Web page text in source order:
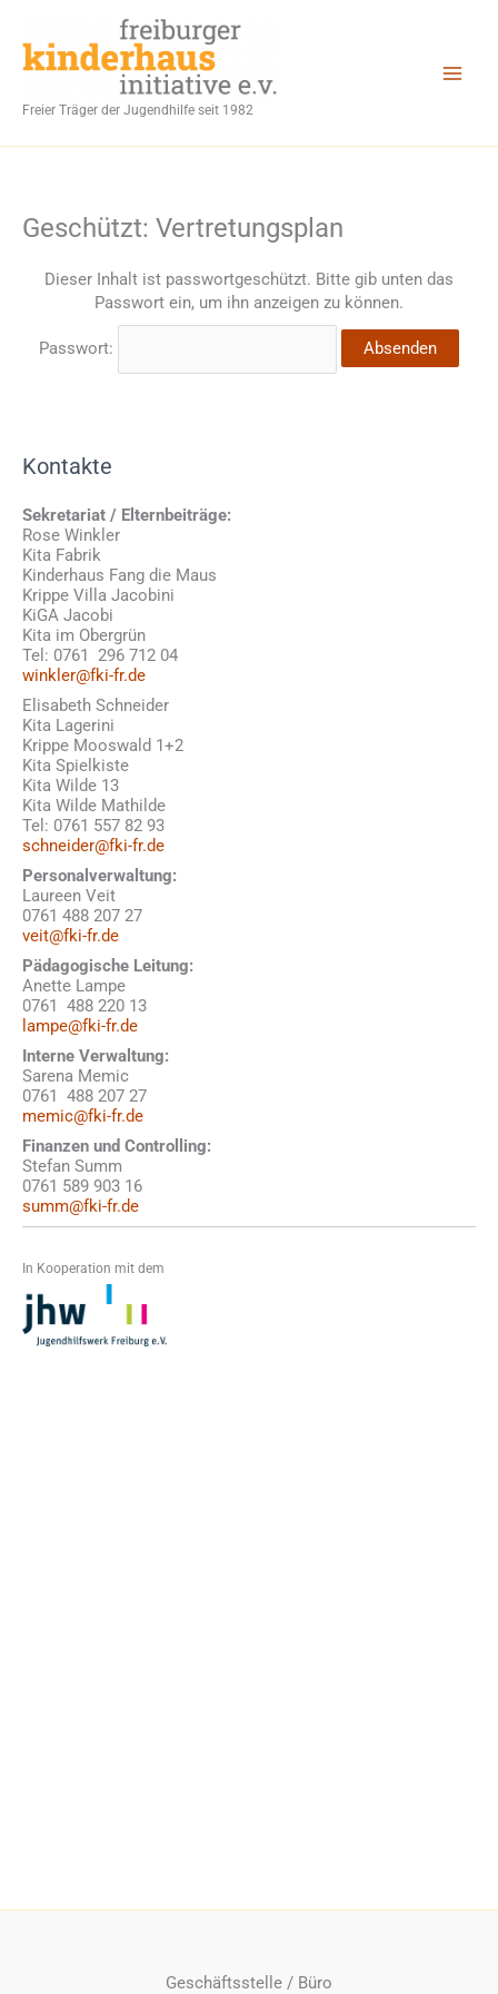
springen
Freier Träger der Jugendhilfe seit 1982
Geschützt: Vertretungsplan
Dieser Inhalt ist passwortgeschützt. Bitte gib unten das
Passwort ein, um ihn anzeigen zu können.
Passwort:
Kontakte
Sekretariat / Elternbeiträge:
Rose Winkler
Kita Fabrik
Kinderhaus Fang die Maus
Krippe Villa Jacobini
KiGA Jacobi
Kita im Obergrün
Tel: 0761 296 712 04
winkler@fki-fr.de
Elisabeth Schneider
Kita Lagerini
Krippe Mooswald 1+2
Kita Spielkiste
Kita Wilde 13
Kita Wilde Mathilde
Tel: 0761 557 82 93
schneider@fki-fr.de
Personalverwaltung:
Laureen Veit
0761 488 207 27
veit@fki-fr.de
Pädagogische Leitung:
Anette Lampe
0761 488 220 13
lampe@fki-fr.de
Interne Verwaltung:
Sarena Memic
0761 488 207 27
memic@fki-fr.de
Finanzen und Controlling:
Stefan Summ
0761 589 903 16
summ@fki-fr.de
In Kooperation mit dem
Geschäftsstelle / Büro